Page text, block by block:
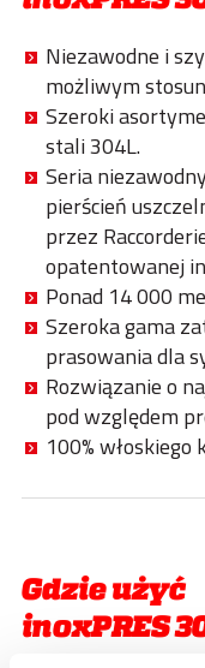
Niezawodne i
możliwym
Szeroki
stali 304L.
Seria
pierścień
przez
opatentowanej
Ponad 14 000
Szeroka gama
prasowania dla
Rozwiązanie o
pod względem
100%
Gdzie użyć
inoxPRES